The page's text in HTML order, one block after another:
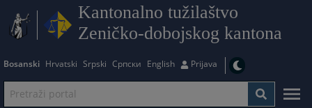
Kantonalno tužilaštvo
Zeničko-dobojskog kantona
Bosanski Hrvatski Srpski Српски English Prijava